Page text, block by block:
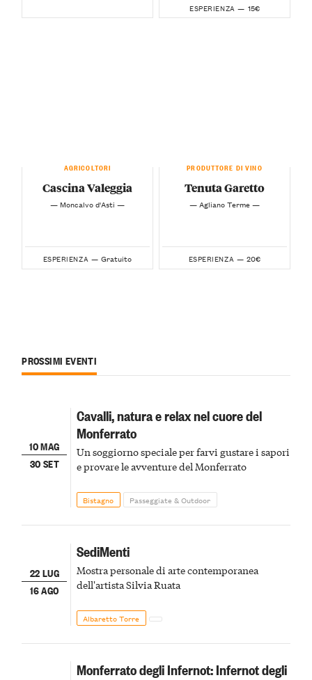
ESPERIENZA — 15€
AGRICOLTORI
Cascina Valeggia
— Moncalvo d'Asti —
ESPERIENZA — Gratuito
PRODUTTORE DI VINO
Tenuta Garetto
— Agliano Terme —
ESPERIENZA — 20€
PROSSIMI EVENTI
10 MAG
30 SET
Cavalli, natura e relax nel cuore del
Monferrato
Un soggiorno speciale per farvi gustare i sapori
e provare le avventure del Monferrato
Bistagno Passeggiate & Outdoor
22 LUG
16 AGO
SediMenti
Mostra personale di arte contemporanea
dell'artista Silvia Ruata
Albaretto Torre
Monferrato degli Infernot: Infernot degli